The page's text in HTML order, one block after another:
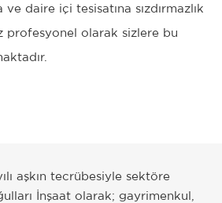
daire içi tesisatına sızdırmazlık
profesyonel olarak sizlere bu
aşkın tecrübesiyle sektöre
İnşaat olarak; gayrimenkul,